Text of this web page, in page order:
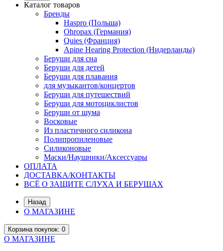
Каталог товаров
Бренды
Haspro (Польша)
Ohropax (Германия)
Quies (Франция)
Apine Hearing Protection (Нидерланды)
Беруши для сна
Беруши для детей
Беруши для плавания
для музыкантов/концертов
Беруши для путешествий
Беруши для мотоциклистов
Беруши от шума
Восковые
Из пластичного силикона
Полипропиленовые
Силиконовые
Маски/Наушники/Аксессуары
ОПЛАТА
ДОСТАВКА/КОНТАКТЫ
ВСЁ О ЗАЩИТЕ СЛУХА И БЕРУШАХ
Назад
О МАГАЗИНЕ
Корзинапокупок: 0
О МАГАЗИНЕ